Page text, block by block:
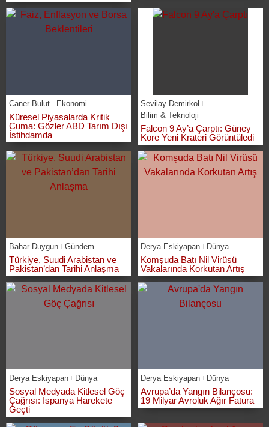
Caner Bulut Ekonomi
Küresel Piyasalarda Kritik
Cuma: Gözler ABD Tarım Dışı
İstihdamda
Sevilay Demirkol
Bilim & Teknoloji
Falcon 9 Ay’a Çarptı: Güney
Kore Yeni Krateri Görüntüledi
Bahar Duygun Gündem
Türkiye, Suudi Arabistan ve
Pakistan’dan Tarihi Anlaşma
Derya Eskiyapan Dünya
Komşuda Batı Nil Virüsü
Vakalarında Korkutan Artış
Derya Eskiyapan Dünya
Sosyal Medyada Kitlesel Göç
Çağrısı: İspanya Harekete
Geçti
Derya Eskiyapan Dünya
Avrupa’da Yangın Bilançosu:
19 Milyar Avroluk Ağır Fatura